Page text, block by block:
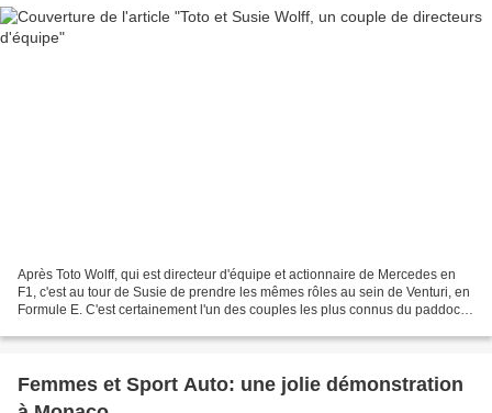
Après Toto Wolff, qui est directeur d'équipe et actionnaire de Mercedes en
F1, c'est au tour de Susie de prendre les mêmes rôles au sein de Venturi, en
Formule E. C'est certainement l'un des couples les plus connus du paddock.
Femmes et Sport Auto: une jolie démonstration